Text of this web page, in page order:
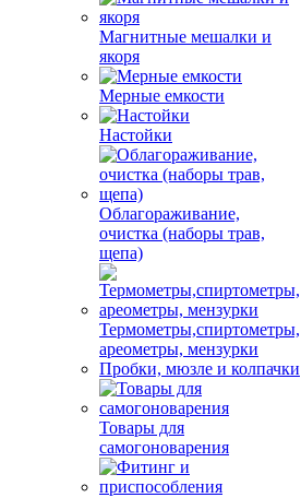
Магнитные мешалки и
якоря
Мерные емкости
Настойки
Облагораживание,
очистка (наборы трав,
щепа)
Термометры,спиртометры,
ареометры, мензурки
Пробки, мюзле и колпачки
Товары для
самогоноварения